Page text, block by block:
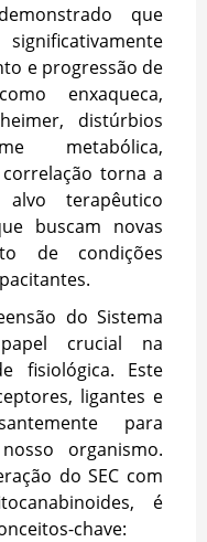
que
e progressão de
enxaqueca,
distúrbios
metabólica,
torna a
terapêutico
buscam novas
de condições
do Sistema
crucial na
fisiológica. Este
ligantes e
para
organismo.
do SEC com
é
chave: